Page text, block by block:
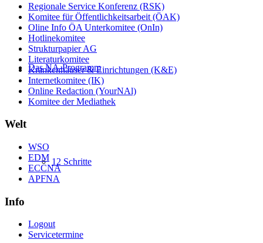
Das NA-Programm
12 Schritte
Regionale Service Konferenz (RSK)
Komitee für Öffentlichkeitsarbeit (ÖAK)
Oline Info ÖA Unterkomitee (OnIn)
Hotlinekomitee
Strukturpapier AG
Literaturkomitee
Krankenhäuser & Einrichtungen (K&E)
Internetkomitee (IK)
Online Redaction (YourNAl)
Komitee der Mediathek
Welt
WSO
EDM
ECCNA
APFNA
Info
Logout
Servicetermine